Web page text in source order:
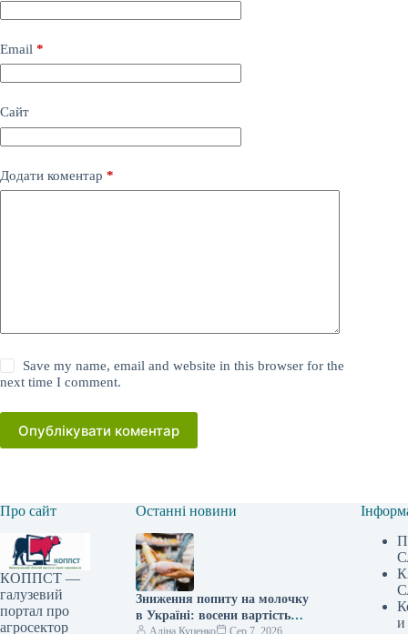
Email *
Сайт
Додати коментар *
Save my name, email and website in this browser for the
next time I comment.
Опублікувати коментар
Про сайт
КОППСТ —
галузевий
портал про
агросектор
Останні новини
Зниження попиту на молочку
в Україні: восени вартість
Аліна Куценко Сер 7, 2026
и